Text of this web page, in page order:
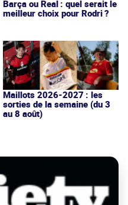
Barça ou Real : quel serait le
meilleur choix pour Rodri ?
Maillots 2026-2027 : les
sorties de la semaine (du 3
au 8 août)